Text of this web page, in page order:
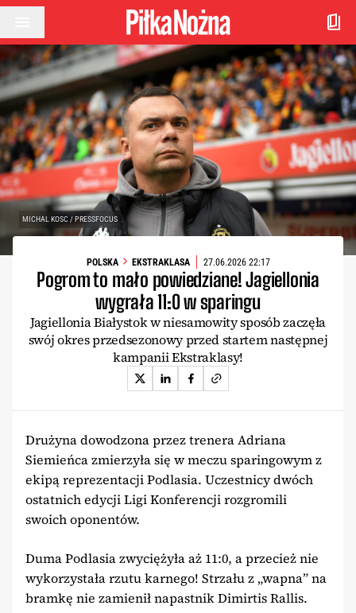
Przejdź do treści
MICHAL KOSC / PRESSFOCUS
POLSKA EKSTRAKLASA 27.06.2026 22:17
Pogrom to mało powiedziane! Jagiellonia
wygrała 11:0 w sparingu
Jagiellonia Białystok w niesamowity sposób zaczęła
swój okres przedsezonowy przed startem następnej
kampanii Ekstraklasy!
Drużyna dowodzona przez trenera Adriana
Siemieńca zmierzyła się w meczu sparingowym z
ekipą reprezentacji Podlasia. Uczestnicy dwóch
ostatnich edycji Ligi Konferencji rozgromili
swoich oponentów.
Duma Podlasia zwyciężyła aż 11:0, a przecież nie
wykorzystała rzutu karnego! Strzału z „wapna” na
bramkę nie zamienił napastnik Dimirtis Rallis.